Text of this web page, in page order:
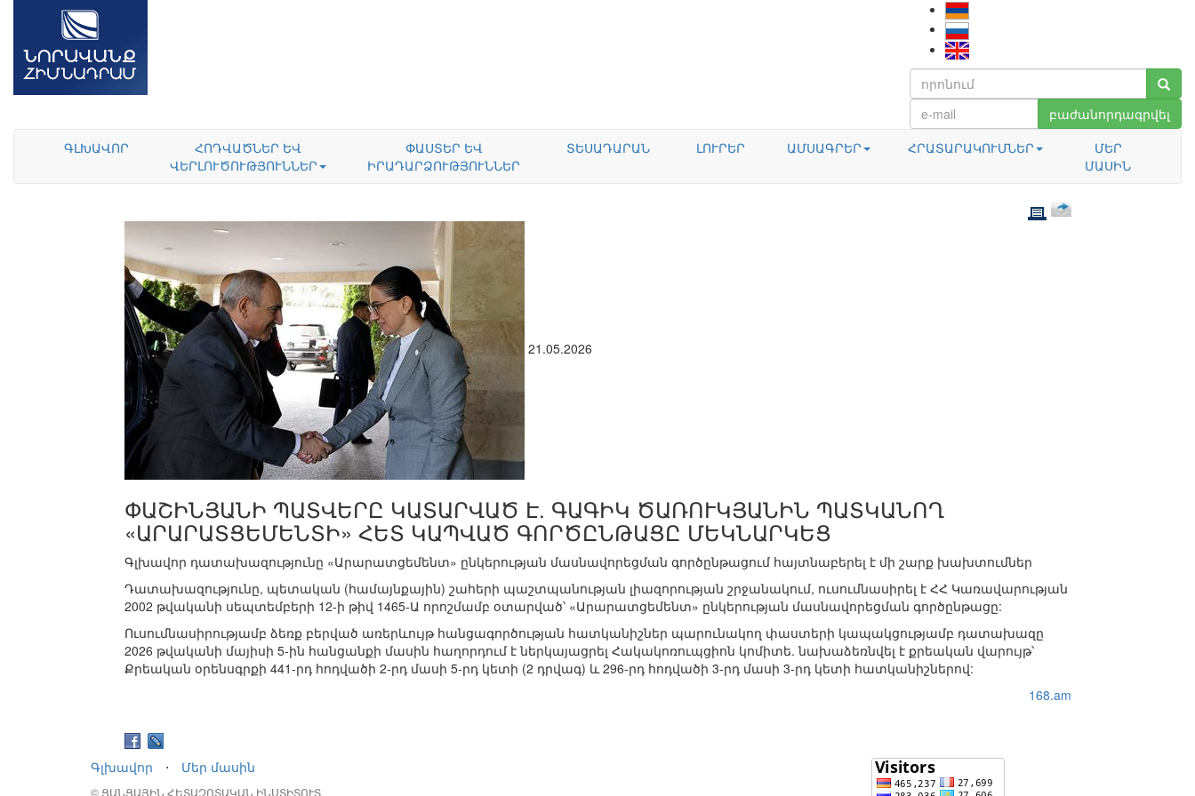
բաժանորդագրվել
ԳԼԽԱՎՈՐ
ՀՈԴՎԱԾՆԵՐ ԵՎ
ՎԵՐԼՈՒԾՈՒԹՅՈՒՆՆԵՐ
ՓԱՍՏԵՐ ԵՎ
ԻՐԱԴԱՐՁՈՒԹՅՈՒՆՆԵՐ
ՏԵՍԱԴԱՐԱՆ ԼՈՒՐԵՐ ԱՄՍԱԳՐԵՐ ՀՐԱՏԱՐԱԿՈՒՄՆԵՐ
ՄԵՐ
ՄԱՍԻՆ
21.05.2026
ՓԱՇԻՆՅԱՆԻ ՊԱՏՎԵՐԸ ԿԱՏԱՐՎԱԾ Է. ԳԱԳԻԿ ԾԱՌՈՒԿՅԱՆԻՆ ՊԱՏԿԱՆՈՂ
«ԱՐԱՐԱՏՑԵՄԵՆՏԻ» ՀԵՏ ԿԱՊՎԱԾ ԳՈՐԾԸՆԹԱՑԸ ՄԵԿՆԱՐԿԵՑ
Գլխավոր դատախազությունը «Արարատցեմենտ» ընկերության մասնավորեցման գործընթացում հայտնաբերել է մի շարք խախտումներ
Դատախազությունը, պետական (համայնքային) շահերի պաշտպանության լիազորության շրջանակում, ուսումնասիրել է ՀՀ Կառավարության
2002 թվականի սեպտեմբերի 12-ի թիվ 1465-Ա որոշմամբ օտարված՝ «Արարատցեմենտ» ընկերության մասնավորեցման գործընթացը:
Ուսումնասիրությամբ ձեռք բերված առերևույթ հանցագործության հատկանիշներ պարունակող փաստերի կապակցությամբ դատախազը
2026 թվականի մայիսի 5-ին հանցանքի մասին հաղորդում է ներկայացրել Հակակոռուպցիոն կոմիտե. նախաձեռնվել է քրեական վարույթ՝
Քրեական օրենսգրքի 441-րդ հոդվածի 2-րդ մասի 5-րդ կետի (2 դրվագ) և 296-րդ հոդվածի 3-րդ մասի 3-րդ կետի հատկանիշներով:
168.am
Գլխավոր ⋅ Մեր մասին
© ՑԱՆՑԱՅԻՆ ՀԵՏԱԶՈՏԱԿԱՆ ԻՆՍՏԻՏՈՒՏ